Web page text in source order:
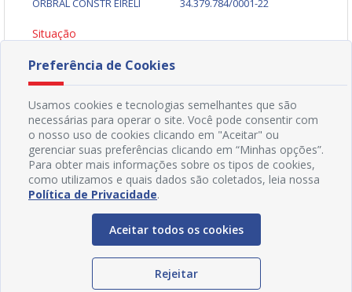
ORBRAL CONSTR EIRELI 34.379.784/0001-22
Situação
Todos os documentos
Edital - 005-2025CP
[ pdf - 20886kb ]
Baixar Arquivo
Preferência de Cookies
Usamos cookies e tecnologias semelhantes que são
necessárias para operar o site. Você pode consentir com
o nosso uso de cookies clicando em "Aceitar" ou
gerenciar suas preferências clicando em “Minhas opções”.
Para obter mais informações sobre os tipos de cookies,
como utilizamos e quais dados são coletados, leia nossa
Política de Privacidade.
Aceitar todos os cookies
Rejeitar